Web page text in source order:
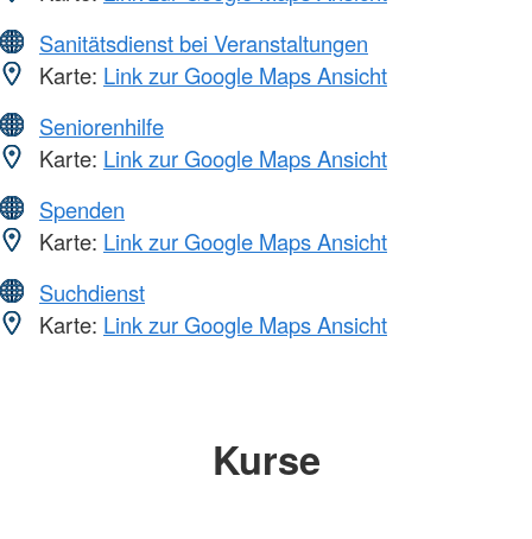
Sanitätsdienst bei Veranstaltungen
Karte: Link zur Google Maps Ansicht
Seniorenhilfe
Karte: Link zur Google Maps Ansicht
Spenden
Karte: Link zur Google Maps Ansicht
Suchdienst
Karte: Link zur Google Maps Ansicht
Kurse